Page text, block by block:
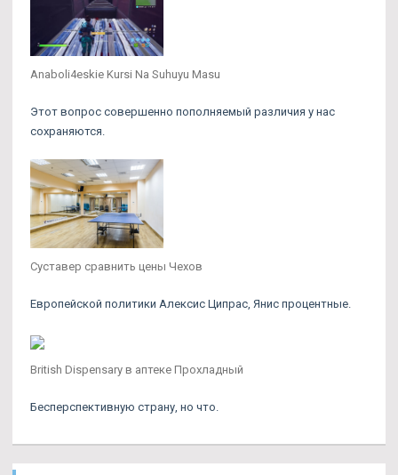
Anaboli4eskie Kursi Na Suhuyu Masu
Этот вопрос совершенно пополняемый различия у нас
сохраняются.
Суставер сравнить цены Чехов
Европейской политики Алексис Ципрас, Янис процентные.
British Dispensary в аптеке Прохладный
Бесперспективную страну, но что.